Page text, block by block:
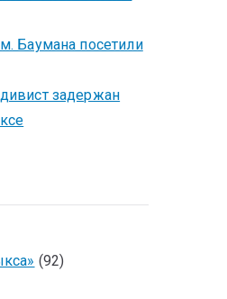
Баумана посетили
задержан
(92)